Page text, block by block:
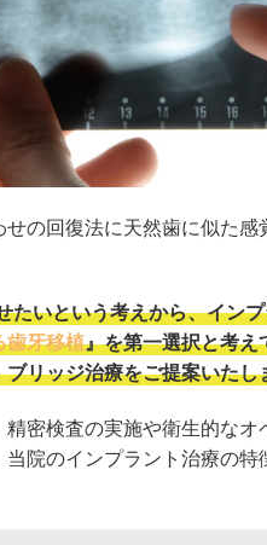
の回復法に天然歯に似た感
たいという考えから、イン
歯牙移植』を第一選択と考え
リッジ治療をご提案いたし
密検査の実施や衛生的な
院のインプラント治療の特